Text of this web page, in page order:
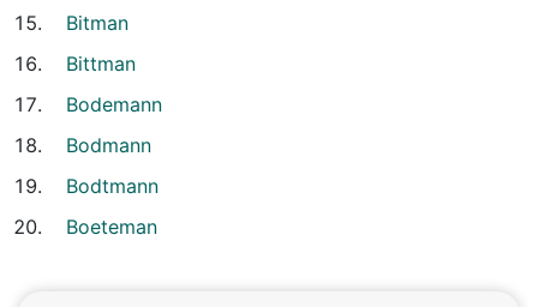
Bitman
Bittman
Bodemann
Bodmann
Bodtmann
Boeteman